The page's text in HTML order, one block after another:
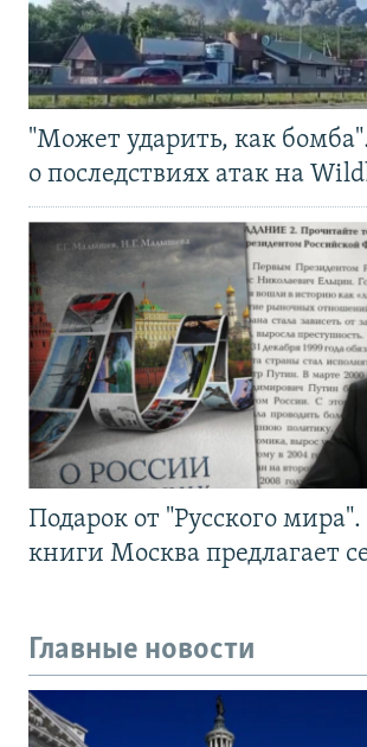
"Может ударить, как
о последствиях атак на
Подарок от "Русского
книги Москва предлагает
Главные новости